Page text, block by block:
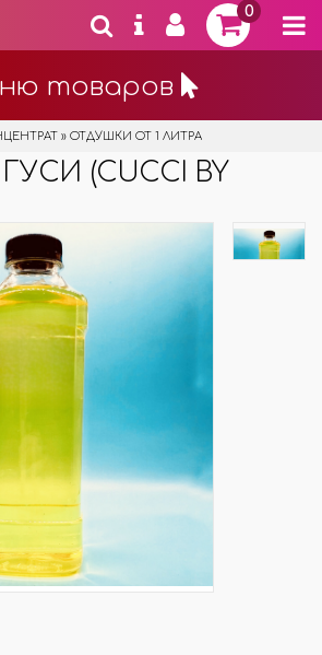
0
товаров
» ОТДУШКИ ОТ 1 ЛИТРА
(CUCCI BY